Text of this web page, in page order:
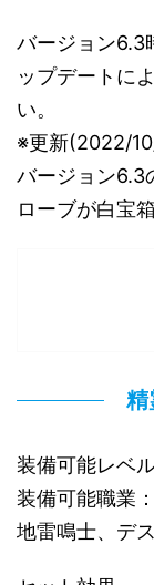
バージョン6.3
ップデートに
い。
※更新(2022/
バージョン6.3
ローブが白宝
精
装備可能レベ
装備可能職業
地雷鳴士、デ